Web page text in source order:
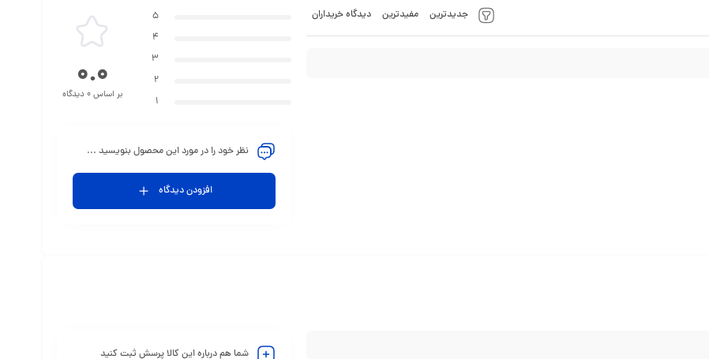
جدیدترین مفیدترین دیدگاه خریداران
5
4
3
2
1
0.0
بر اساس 0 دیدگاه
نظر خود را در مورد این محصول بنویسید ...
افزودن دیدگاه
شما هم درباره این کالا پرسش ثبت کنید